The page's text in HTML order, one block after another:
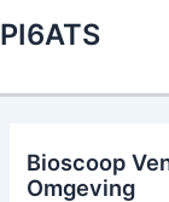
to
PI6ATS
Bioscoop
Omgeving